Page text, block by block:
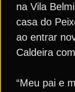
na Vila
casa do
ao entrar
Caldeira
“Meu pai e